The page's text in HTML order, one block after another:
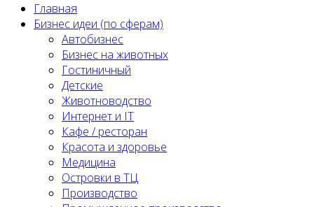
Главная
Бизнес идеи (по сферам)
Автобизнес
Бизнес на животных
Гостиничный
Детские
Животноводство
Интернет и IT
Кафе / ресторан
Красота и здоровье
Медицина
Островки в ТЦ
Производство